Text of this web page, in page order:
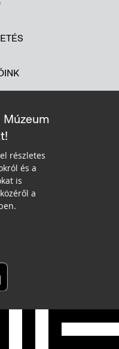
Múzeum
részletes
és a
is
a